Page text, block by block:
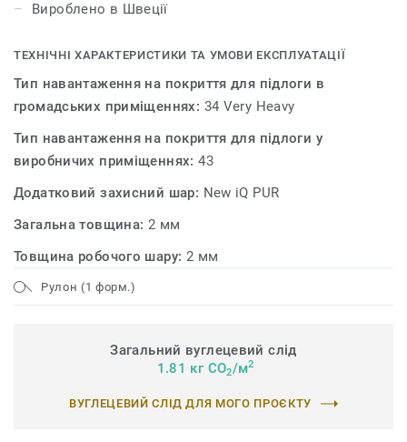
Вироблено в Швеції
ТЕХНІЧНІ ХАРАКТЕРИСТИКИ ТА УМОВИ ЕКСПЛУАТАЦІЇ
Тип навантаження на покриття для підлоги в
громадських приміщеннях: 34 Very Heavy
Тип навантаження на покриття для підлоги у
виробничих приміщеннях:43
Додатковий захисний шар: New iQ PUR
Загальна товщина: 2 мм
Товщина робочого шару: 2 мм
Рулон (1 форм.)
Загальний вуглецевий слід
1.81 кг CO2/м2
ВУГЛЕЦЕВИЙ СЛІД ДЛЯ МОГО ПРОЄКТУ